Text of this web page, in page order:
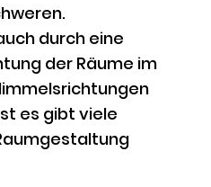
durch eine
der Räume im
es gibt viele